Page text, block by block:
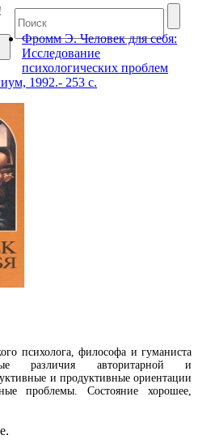
Фромм Э. Человек для себя:
Исследование
психологических проблем
1992.- 253 с.
психолога, философа и гуманиста
различия авторитарной и
и продуктивные ориентации
проблемы. Состояние хорошее,